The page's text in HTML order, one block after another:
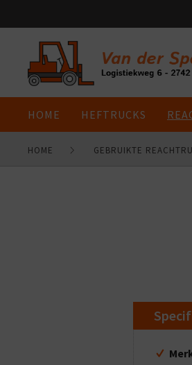
HOME HEFTRUCKS
HOME GEBRUIKTE